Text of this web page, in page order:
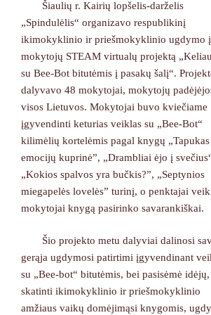
Šiaulių r. Kairių lopšelis-darželis
„Spindulėlis“ organizavo respublikinį
ikimokyklinio ir priešmokyklinio ugdymo
mokytojų STEAM virtualų projektą
su Bee-Bot bitutėmis į pasakų šalį“.
dalyvavo 48 mokytojai, mokytojų
visos Lietuvos. Mokytojai buvo kviečiame
įgyvendinti keturias veiklas su „Bee-Bot“
kilimėlių kortelėmis pagal knygų
emocijų kuprinė”, „Drambliai ėjo į
„Kokios spalvos yra bučkis?”, „Septynios
miegapelės lovelės” turinį, o penktajai
mokytojai knygą pasirinko savarankiškai.
Šio projekto metu dalyviai dalinosi
gerąja ugdymosi patirtimi įgyvendinant
su „Bee-bot“ bitutėmis, bei pasisėmė
skatinti ikimokyklinio ir priešmokyklinio
amžiaus vaikų domėjimąsi knygomis,